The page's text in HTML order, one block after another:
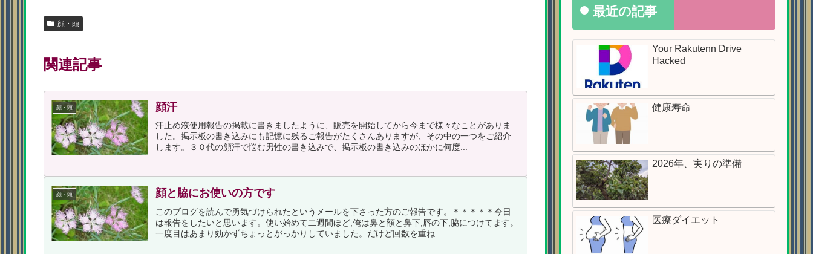
顔・頭
関連記事
顔・頭 顔汗
汗止め液使用報告の掲載に書きましたように、販売を開始してから今まで様々なことがありま
した。掲示板の書き込みにも記憶に残るご報告がたくさんありますが、その中の一つをご紹介
します。３０代の顔汗で悩む男性の書き込みで、掲示板の書き込みのほかに何度...
顔・頭 顔と脇にお使いの方です
このブログを読んで勇気づけられたというメールを下さった方のご報告です。＊＊＊＊＊今日
は報告をしたいと思います。使い始めて二週間ほど,俺は鼻と額と鼻下,唇の下,脇につけてます。
一度目はあまり効かずちょっとがっかりしていました。だけど回数を重ね...
最近の記事
Your Rakutenn Drive
Hacked
健康寿命
2026年、実りの準備
医療ダイエット